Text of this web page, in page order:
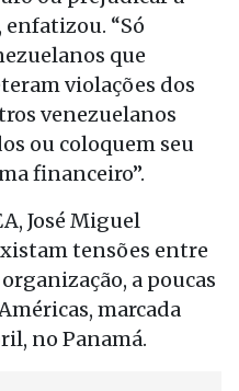
enfatizou. “Só
que
violações dos
venezuelanos
ou coloquem seu
financeiro”.
José Miguel
tensões entre
a poucas
marcada
no Panamá.